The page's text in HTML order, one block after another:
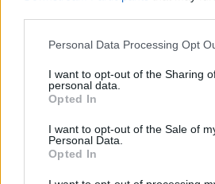
Personal Data Processing Opt
I want to opt-out of the Sharing
personal data.
Opted In
I want to opt-out of the Sale of
Personal Data.
Opted In
Τη φετινή διοργάνωση των Chefs’
Boussias και το Hotel & Restaurant